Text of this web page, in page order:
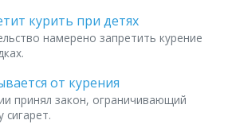
курить при детях
намерено запретить курение
от курения
принял закон, ограничивающий
сигарет.